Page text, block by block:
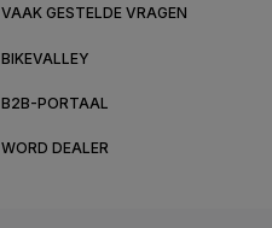
VAAK GESTELDE VRAGEN
BIKEVALLEY
B2B-PORTAAL
WORD DEALER